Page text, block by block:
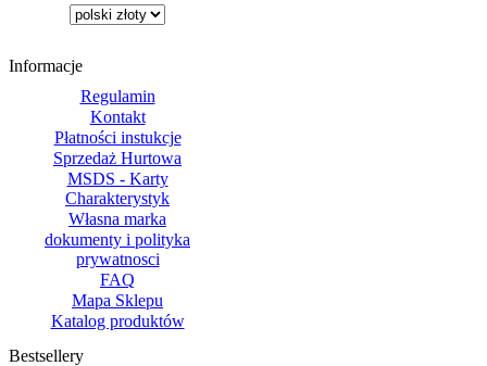
Informacje
Regulamin
Kontakt
Płatności instukcje
Sprzedaż Hurtowa
MSDS - Karty
Charakterystyk
Własna marka
dokumenty i polityka
prywatnosci
FAQ
Mapa Sklepu
Katalog produktów
Bestsellery